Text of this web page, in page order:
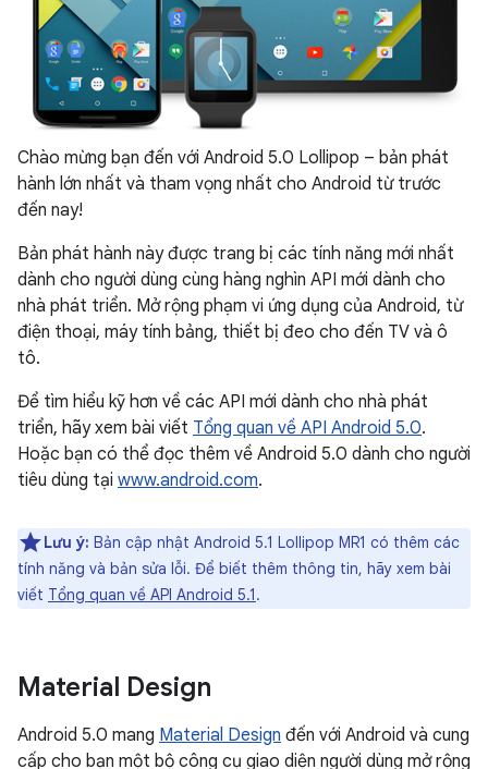
Chào mừng bạn đến với Android 5.0 Lollipop – bản phát
hành lớn nhất và tham vọng nhất cho Android từ trước
đến nay!
Bản phát hành này được trang bị các tính năng mới nhất
dành cho người dùng cùng hàng nghìn API mới dành cho
nhà phát triển. Mở rộng phạm vi ứng dụng của Android, từ
điện thoại, máy tính bảng, thiết bị đeo cho đến TV và ô
tô.
Để tìm hiểu kỹ hơn về các API mới dành cho nhà phát
triển, hãy xem bài viết Tổng quan về API Android 5.0.
Hoặc bạn có thể đọc thêm về Android 5.0 dành cho người
tiêu dùng tại www.android.com.
Lưu ý: Bản cập nhật Android 5.1 Lollipop MR1 có thêm các
tính năng và bản sửa lỗi. Để biết thêm thông tin, hãy xem bài
viết Tổng quan về API Android 5.1.
Material Design
Android 5.0 mang Material Design đến với Android và cung
cấp cho bạn một bộ công cụ giao diện người dùng mở rộng